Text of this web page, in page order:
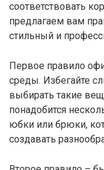
соответствовать
предлагаем вам
стильный и
Первое правило
среды. Избегайте
выбирать такие
понадобится
юбки или брюки,
создавать